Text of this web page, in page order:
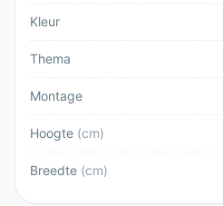
Kleur
Thema
Montage
Hoogte (cm)
Breedte (cm)